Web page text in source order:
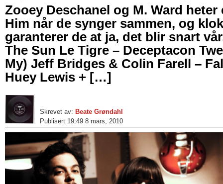
Zooey Deschanel og M. Ward heter
Him når de synger sammen, og
garanterer de at ja, det blir snart
The Sun Le Tigre – Deceptacon
My) Jeff Bridges & Colin Farell –
Huey Lewis + […]
Skrevet av: Beate Grøndahl
Publisert 19:49 8 mars, 2010